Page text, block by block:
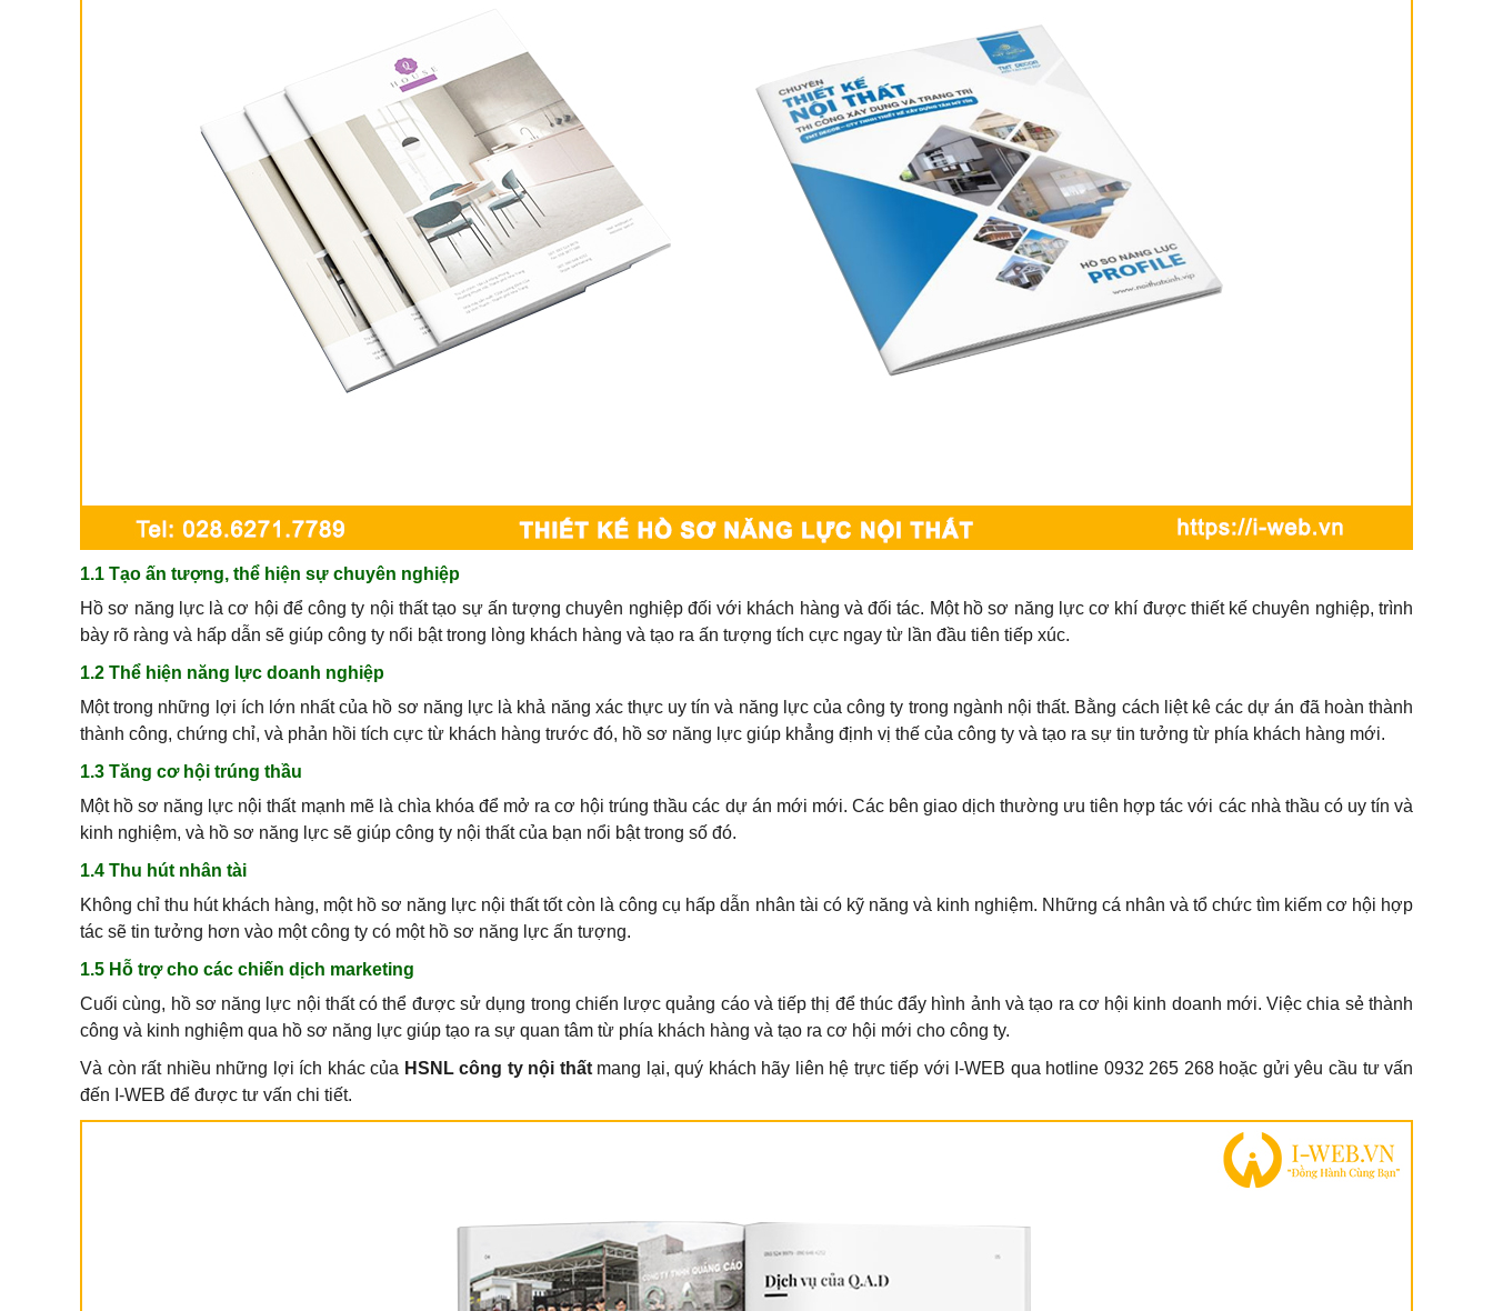
1.1 Tạo ấn tượng, thể hiện sự chuyên nghiệp
Hồ sơ năng lực là cơ hội để công ty nội thất tạo sự ấn tượng chuyên nghiệp đối với khách hàng và đối tác. Một hồ sơ năng lực cơ khí được thiết kế chuyên nghiệp, trình
bày rõ ràng và hấp dẫn sẽ giúp công ty nổi bật trong lòng khách hàng và tạo ra ấn tượng tích cực ngay từ lần đầu tiên tiếp xúc.
1.2 Thể hiện năng lực doanh nghiệp
Một trong những lợi ích lớn nhất của hồ sơ năng lực là khả năng xác thực uy tín và năng lực của công ty trong ngành nội thất. Bằng cách liệt kê các dự án đã hoàn thành
thành công, chứng chỉ, và phản hồi tích cực từ khách hàng trước đó, hồ sơ năng lực giúp khẳng định vị thế của công ty và tạo ra sự tin tưởng từ phía khách hàng mới.
1.3 Tăng cơ hội trúng thầu
Một hồ sơ năng lực nội thất mạnh mẽ là chìa khóa để mở ra cơ hội trúng thầu các dự án mới mới. Các bên giao dịch thường ưu tiên hợp tác với các nhà thầu có uy tín và
kinh nghiệm, và hồ sơ năng lực sẽ giúp công ty nội thất của bạn nổi bật trong số đó.
1.4 Thu hút nhân tài
Không chỉ thu hút khách hàng, một hồ sơ năng lực nội thất tốt còn là công cụ hấp dẫn nhân tài có kỹ năng và kinh nghiệm. Những cá nhân và tổ chức tìm kiếm cơ hội hợp
tác sẽ tin tưởng hơn vào một công ty có một hồ sơ năng lực ấn tượng.
1.5 Hỗ trợ cho các chiến dịch marketing
Cuối cùng, hồ sơ năng lực nội thất có thể được sử dụng trong chiến lược quảng cáo và tiếp thị để thúc đẩy hình ảnh và tạo ra cơ hội kinh doanh mới. Việc chia sẻ thành
công và kinh nghiệm qua hồ sơ năng lực giúp tạo ra sự quan tâm từ phía khách hàng và tạo ra cơ hội mới cho công ty.
Và còn rất nhiều những lợi ích khác của HSNL công ty nội thấtmang lại, quý khách hãy liên hệ trực tiếp với I-WEB qua hotline 0932 265 268 hoặc gửi yêu cầu tư vấn
đến I-WEB để được tư vấn chi tiết.